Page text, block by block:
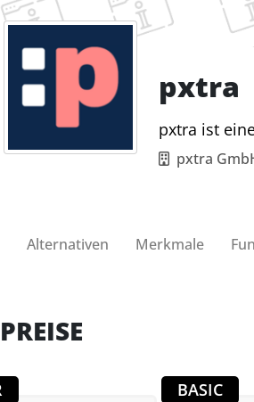
pxtra
pxtra ist
pxtra
Alternativen Merkmale
BASIC